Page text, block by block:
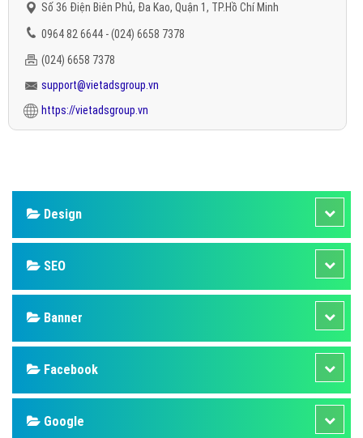
Số 36 Điện Biên Phủ, Đa Kao, Quận 1, TP.Hồ Chí Minh
0964 82 6644 - (024) 6658 7378
(024) 6658 7378
support@vietadsgroup.vn
https://vietadsgroup.vn